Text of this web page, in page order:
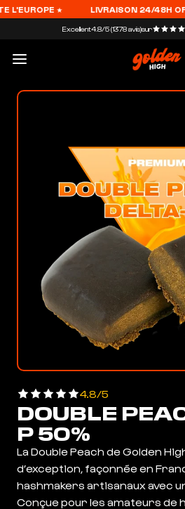
★ LIVRAISON 24/48H
Excellent4.8/5 (1378 avis)sur
4.8/5
DOUBLE
P 50%
La Double Peach de Golden
d’exception, façonnée en
hashmakers artisanaux avec
Conçue pour les amateurs de